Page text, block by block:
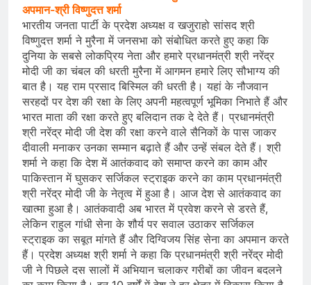
अपमान-श्री विष्णुदत्त शर्मा
भारतीय जनता पार्टी के प्रदेश अध्यक्ष व खजुराहो सांसद श्री
विष्णुदत्त शर्मा ने मुरैना में जनसभा को संबोधित करते हुए कहा कि
दुनिया के सबसे लोकप्रिय नेता और हमारे प्रधानमंत्री श्री नरेंद्र
मोदी जी का चंबल की धरती मुरैना में आगमन हमारे लिए सौभाग्य की
बात है। यह राम प्रसाद बिस्मिल की धरती है। यहां के नौजवान
सरहदों पर देश की रक्षा के लिए अपनी महत्वपूर्ण भूमिका निभाते हैं और
भारत माता की रक्षा करते हुए बलिदान तक दे देते हैं। प्रधानमंत्री
श्री नरेंद्र मोदी जी देश की रक्षा करने वाले सैनिकों के पास जाकर
दीवाली मनाकर उनका सम्मान बढ़ाते हैं और उन्हें संबल देते हैं। श्री
शर्मा ने कहा कि देश में आतंकवाद को समाप्त करने का काम और
पाकिस्तान में घुसकर सर्जिकल स्ट्राइक करने का काम प्रधानमंत्री
श्री नरेंद्र मोदी जी के नेतृत्व में हुआ है। आज देश से आतंकवाद का
खात्मा हुआ है। आतंकवादी अब भारत में प्रवेश करने से डरते हैं,
लेकिन राहुल गांधी सेना के शौर्य पर सवाल उठाकर सर्जिकल
स्ट्राइक का सबूत मांगते हैं और दिग्विजय सिंह सेना का अपमान करते
हैं। प्रदेश अध्यक्ष श्री शर्मा ने कहा कि प्रधानमंत्री श्री नरेंद्र मोदी
जी ने पिछले दस सालों में अभियान चलाकर गरीबों का जीवन बदलने